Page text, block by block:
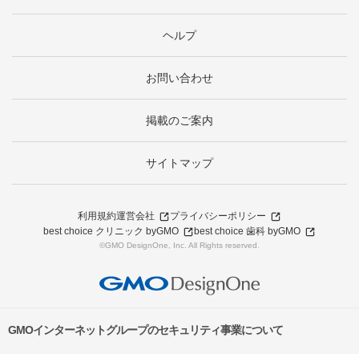
ヘルプ
お問い合わせ
掲載のご案内
サイトマップ
利用規約運営会社
プライバシーポリシー
best choice クリニック byGMO
best choice 歯科 byGMO
©GMO DesignOne, Inc. All Rights reserved.
GMOインターネットグループのセキュリティ事業について